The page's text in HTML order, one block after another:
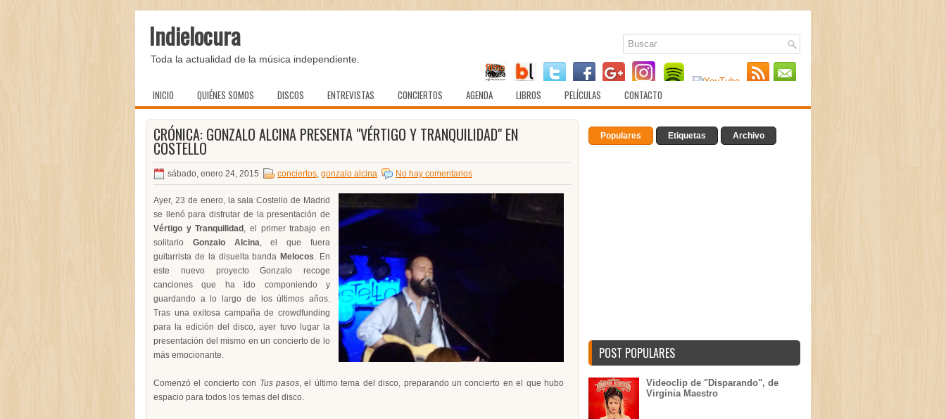
Indielocura
Toda la actualidad de la música independiente.
INICIO QUIÉNES SOMOS DISCOS ENTREVISTAS CONCIERTOS AGENDA LIBROS PELÍCULAS CONTACTO
CRÓNICA: GONZALO ALCINA PRESENTA "VÉRTIGO Y TRANQUILIDAD" EN
COSTELLO
sábado, enero 24, 2015 conciertos, gonzalo alcina No hay comentarios
Ayer, 23 de enero, la sala Costello de Madrid
se llenó para disfrutar de la presentación de
Vértigo y Tranquilidad , el primer trabajo en
solitario Gonzalo Alcina, el que fuera
guitarrista de la disuelta banda Melocos. En
este nuevo proyecto Gonzalo recoge
canciones que ha ido componiendo y
guardando a lo largo de los últimos años.
Tras una exitosa campaña de crowdfunding
para la edición del disco, ayer tuvo lugar la
presentación del mismo en un concierto de lo
más emocionante.
Comenzó el concierto con Tus pasos, el último tema del disco, preparando un concierto en el que hubo
espacio para todos los temas del disco.
Populares Etiquetas Archivo
POST POPULARES
Videoclip de "Disparando", de
Virginia Maestro